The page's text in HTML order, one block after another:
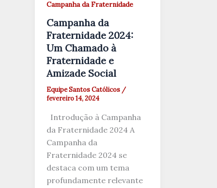
Campanha da Fraternidade
Campanha da
Fraternidade 2024:
Um Chamado à
Fraternidade e
Amizade Social
Equipe Santos Católicos /
fevereiro 14, 2024
Introdução à Campanha
da Fraternidade 2024 A
Campanha da
Fraternidade 2024 se
destaca com um tema
profundamente relevante